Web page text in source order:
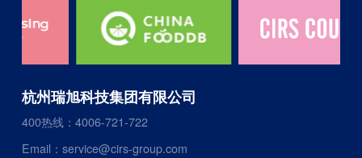
杭州瑞旭科技集团有限公司
400热线：4006-721-722
Email：service@cirs-group.com